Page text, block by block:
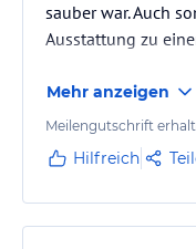
sauber war. Auch
Ausstattung zu
Mehr anzeigen
Meilengutschrift
Hilfreich